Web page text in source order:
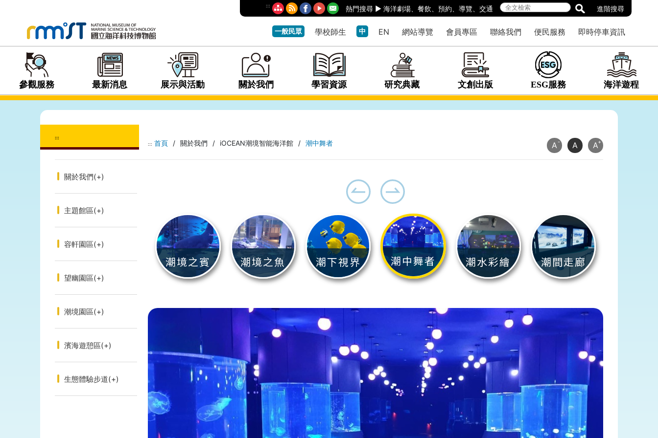
::: 熱門搜尋 ► 海洋劇場、 餐飲 預約 導覽 交通 進階搜尋
一般民眾 學校師生 中 EN 網站導覽 會員專區 聯絡我們 便民服務 即時停車資訊
參觀服務 最新消息 展示與活動 關於我們 學習資源 研究典藏 文創出版 ESG服務 海洋遊程
:::
關於我們(+)
主題館區(+)
容軒園區(+)
望幽園區(+)
潮境園區(+)
濱海遊憩區(+)
生態體驗步道(+)
::: 首頁 / 關於我們 / iOCEAN潮境智能海洋館 / 潮中舞者 A- A A+
潮境之賓 潮境之魚 潮下視界 潮中舞者 潮水彩繪 潮間走廊